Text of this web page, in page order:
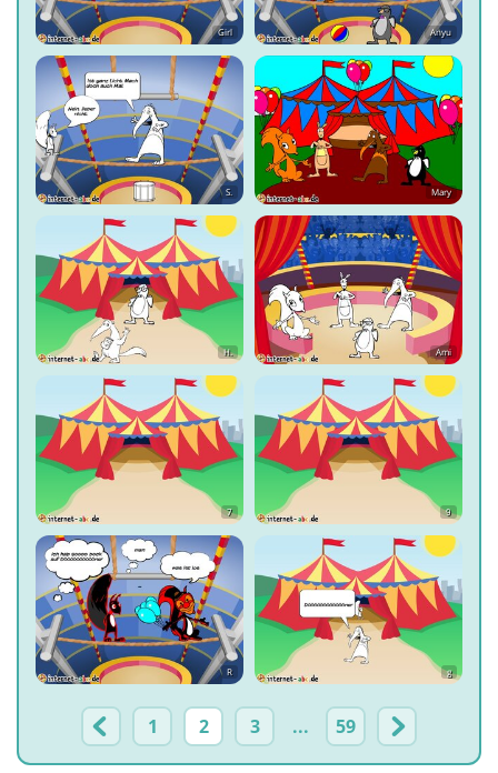
Girl Anyu
S. Mary
H. Ami
7 9
R g
1 2 3 ... 59